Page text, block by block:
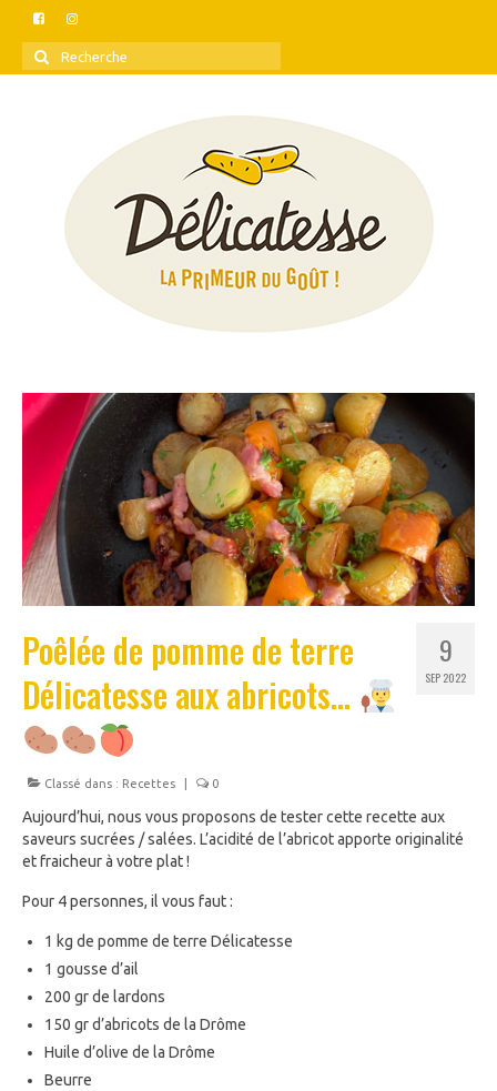
Rechercher
:
9
SEP 2022
Poêlée de pomme de terre
Délicatesse aux abricots…
Classé dans : Recettes 0
Aujourd’hui, nous vous proposons de tester cette recette aux
saveurs sucrées / salées. L’acidité de l’abricot apporte originalité
et fraicheur à votre plat !
Pour 4 personnes, il vous faut :
1 kg de pomme de terre Délicatesse
1 gousse d’ail
200 gr de lardons
150 gr d’abricots de la Drôme
Huile d’olive de la Drôme
Beurre